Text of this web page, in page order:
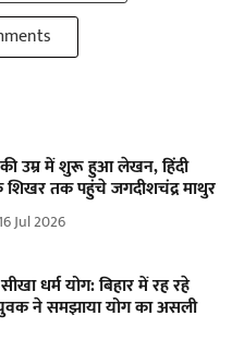
उम्र में शुरू हुआ लेखन, हिंदी
तक पहुंचे जगदीशचंद्र माथुर
16 Jul 2026
धर्म योग: बिहार में रह रहे
ने समझाया योग का असली